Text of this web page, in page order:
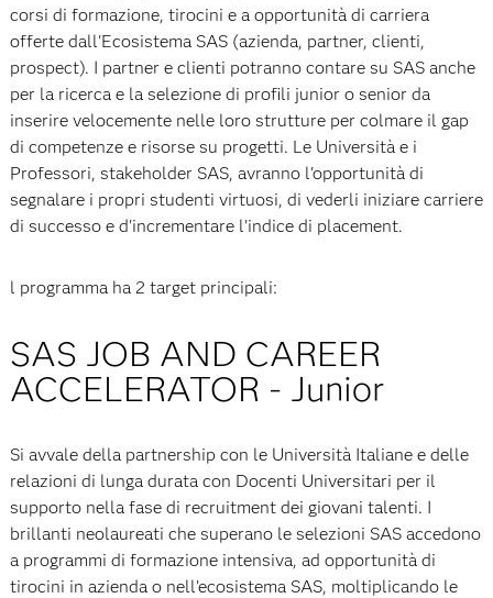
corsi di formazione, tirocini e a opportunità di carriera
offerte dall'Ecosistema SAS (azienda, partner, clienti,
prospect). I partner e clienti potranno contare su SAS anche
per la ricerca e la selezione di profili junior o senior da
inserire velocemente nelle loro strutture per colmare il gap
di competenze e risorse su progetti. Le Università e i
Professori, stakeholder SAS, avranno l'opportunità di
segnalare i propri studenti virtuosi, di vederli iniziare carriere
di successo e d'incrementare l'indice di placement.
l programma ha 2 target principali:
SAS JOB AND CAREER
ACCELERATOR - Junior
Si avvale della partnership con le Università Italiane e delle
relazioni di lunga durata con Docenti Universitari per il
supporto nella fase di recruitment dei giovani talenti. I
brillanti neolaureati che superano le selezioni SAS accedono
a programmi di formazione intensiva, ad opportunità di
tirocini in azienda o nell’ecosistema SAS, moltiplicando le